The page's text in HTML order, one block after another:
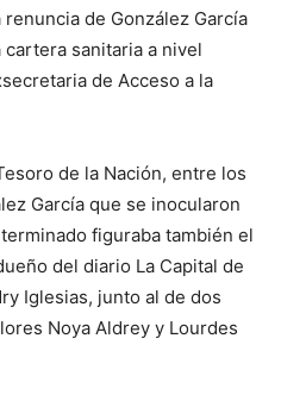
de González García
sanitaria a nivel
de Acceso a la
de la Nación, entre los
García que se inocularon
figuraba también el
del diario La Capital de
Iglesias, junto al de dos
Noya Aldrey y Lourdes